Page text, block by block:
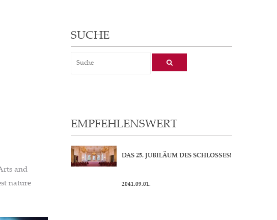
and
nature
SUCHE
EMPFEHLENSWERT
DAS 25. JUBILÄUM DES SCHLOSSES!
2041.09.01.